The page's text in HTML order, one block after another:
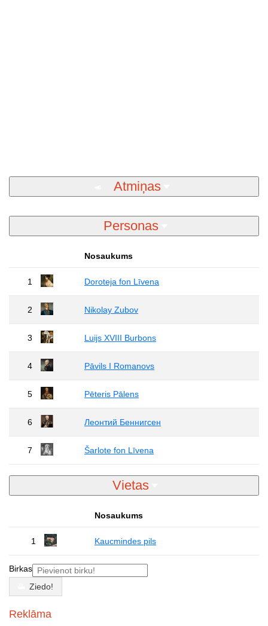
Atmiņas
Personas
Nosaukums
1 Doroteja fon Līvena
2 Nikolay Zubov
3 Luijs XVIII Burbons
4 Pāvils I Romanovs
5 Pēteris Pālens
6 Леонтий Беннигсен
7 Šarlote fon Līvena
Vietas
Nosaukums
1 Kaucmindes pils
Birkas
Ziedo!
Reklāma